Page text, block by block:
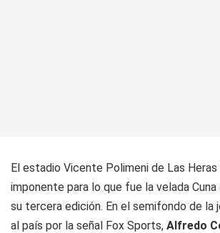
El estadio Vicente Polimeni de Las
imponente para lo que fue la velada
su tercera edición. En el semifondo de la
al país por la señal Fox Sports, Alfredo